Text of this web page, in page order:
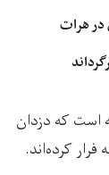
در هرات
است که دزدان
کرده‌اند.